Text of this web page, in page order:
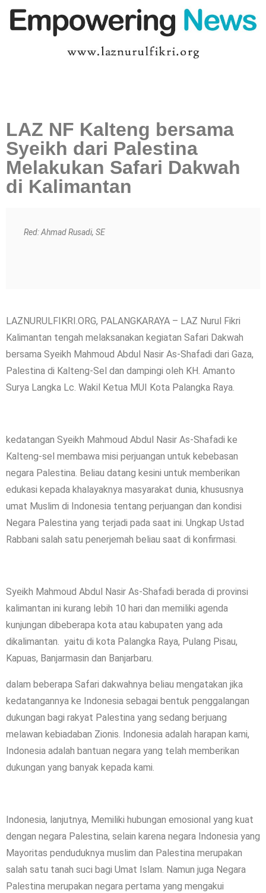
LAZ NF Kalteng bersama
Syeikh dari Palestina
Melakukan Safari Dakwah
di Kalimantan
Red: Ahmad Rusadi, SE
LAZNURULFIKRI.ORG, PALANGKARAYA – LAZ Nurul Fikri
Kalimantan tengah melaksanakan kegiatan Safari Dakwah
bersama Syeikh Mahmoud Abdul Nasir As-Shafadi dari Gaza,
Palestina di Kalteng-Sel dan dampingi oleh KH. Amanto
Surya Langka Lc. Wakil Ketua MUI Kota Palangka Raya.
kedatangan Syeikh Mahmoud Abdul Nasir As-Shafadi ke
Kalteng-sel membawa misi perjuangan untuk kebebasan
negara Palestina. Beliau datang kesini untuk memberikan
edukasi kepada khalayaknya masyarakat dunia, khususnya
umat Muslim di Indonesia tentang perjuangan dan kondisi
Negara Palestina yang terjadi pada saat ini. Ungkap Ustad
Rabbani salah satu penerjemah beliau saat di konfirmasi.
Syeikh Mahmoud Abdul Nasir As-Shafadi berada di provinsi
kalimantan ini kurang lebih 10 hari dan memiliki agenda
kunjungan dibeberapa kota atau kabupaten yang ada
dikalimantan. yaitu di kota Palangka Raya, Pulang Pisau,
Kapuas, Banjarmasin dan Banjarbaru.
dalam beberapa Safari dakwahnya beliau mengatakan jika
kedatangannya ke Indonesia sebagai bentuk penggalangan
dukungan bagi rakyat Palestina yang sedang berjuang
melawan kebiadaban Zionis. Indonesia adalah harapan kami,
Indonesia adalah bantuan negara yang telah memberikan
dukungan yang banyak kepada kami.
Indonesia, lanjutnya, Memiliki hubungan emosional yang kuat
dengan negara Palestina, selain karena negara Indonesia yang
Mayoritas penduduknya muslim dan Palestina merupakan
salah satu tanah suci bagi Umat Islam. Namun juga Negara
Palestina merupakan negara pertama yang mengakui